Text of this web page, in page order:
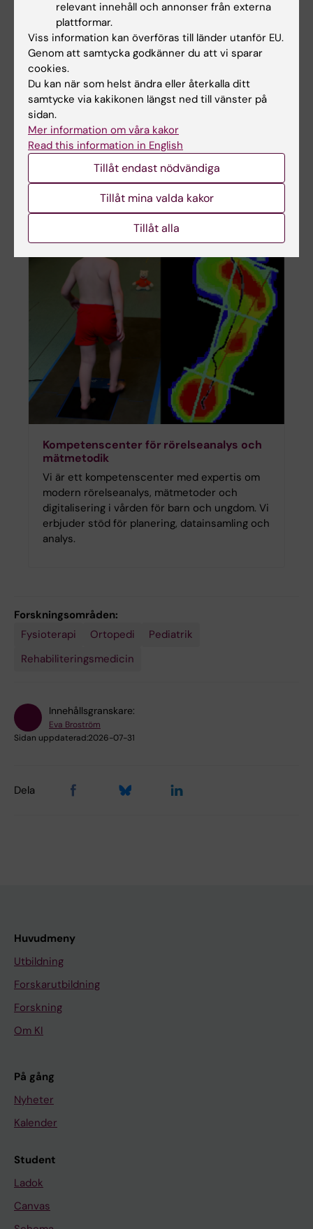
Team
Experimentell ortopedi och klinisk
biomekanik
Josefine Naili
Forskningen i ”Experimentell ortopedi” syftar
till att öka kunskapen om funktionella och
biomekaniska konsekvenser av ledskador,
ledsjukdomar samt skelettdeformiteter hos
barn och vuxna.
Kompetenscenter för rörelseanalys och
mätmetodik
Vi är ett kompetenscenter med expertis om
modern rörelseanalys, mätmetoder och
digitalisering i vården för barn och ungdom. Vi
erbjuder stöd för planering, datainsamling och
analys.
Forskningsområden:
Fysioterapi
Ortopedi
Pediatrik
Rehabiliteringsmedicin
Innehållsgranskare:
Eva Broström
Sidan uppdaterad:2026-07-31
Dela
Huvudmeny
Utbildning
Forskarutbildning
Forskning
Om KI
På gång
Nyheter
Kalender
Student
Ladok
Canvas
relevant innehåll och annonser från externa
plattformar.
Viss information kan överföras till länder utanför EU.
Genom att samtycka godkänner du att vi sparar
cookies.
Du kan när som helst ändra eller återkalla ditt
samtycke via kakikonen längst ned till vänster på
sidan.
Mer information om våra kakor
Read this information in English
Tillåt endast nödvändiga
Tillåt mina valda kakor
Tillåt alla